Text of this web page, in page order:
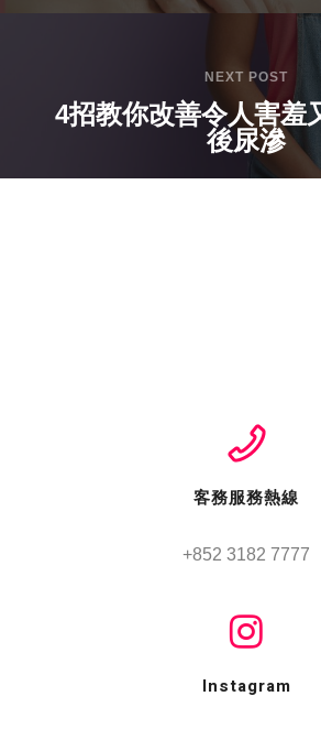
NEXT POST
4招教你改善令人害羞
後尿滲
客務服務熱線
Instagram